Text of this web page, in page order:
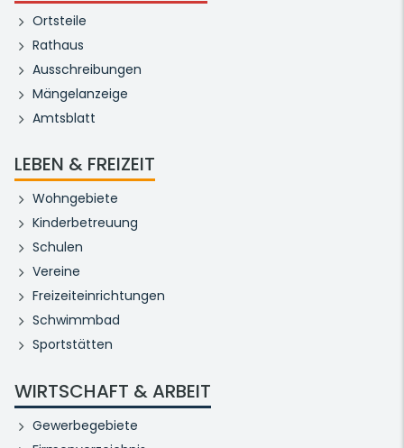
Ortsteile
Rathaus
Ausschreibungen
Mängelanzeige
Amtsblatt
LEBEN & FREIZEIT
Wohngebiete
Kinderbetreuung
Schulen
Vereine
Freizeiteinrichtungen
Schwimmbad
Sportstätten
WIRTSCHAFT & ARBEIT
Gewerbegebiete